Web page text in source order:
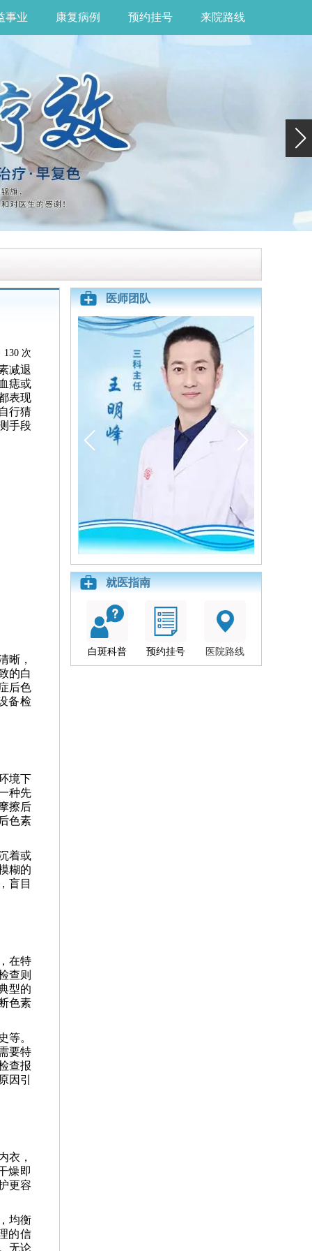
事业 康复病例 预约挂号 来院路线
130 次
减退
痣或
表现
行猜
手段
晰，
的白
后色
备检
境下
种先
擦后
色素
着或
糊的
盲目
在特
查则
型的
色素
等。
要特
查报
因引
衣，
燥即
更容
均衡
的信
无论
医师团队
就医指南
白斑科普 预约挂号 医院路线